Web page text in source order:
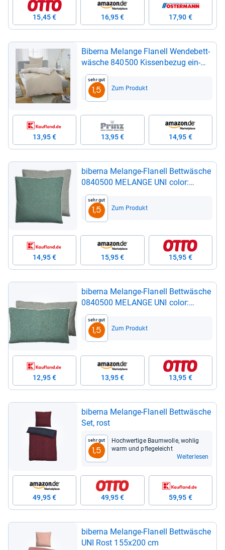
15,45 € 16,95 € 17,90 €
Biberna Melange Fla­nell Wen­de­bett­
wä­sche 840500 Kis­sen­be­zug ein­
zeln 40x80 cm kitt
Sehr gut
1,5 Zum Produkt
13,95 € 13,95 € 14,95 €
biberna Melange-​Fla­nell Bett­wä­sche
0840500 MELANGE UNI color:
fichte, size: 1x 80x80 cm
Sehr gut
1,5 Zum Produkt
14,95 € 15,95 € 15,95 €
biberna Melange-​Fla­nell Bett­wä­sche
0840500 MELANGE UNI color:
fichte, size: 1x 40x60 cm
Sehr gut
1,5 Zum Produkt
12,95 € 13,95 € 13,95 €
biberna Melange-​Fla­nell Bett­wä­sche
Set, rost
Sehr gut
1,5
Hoch­wer­tige Baum­wolle, woh­lig
warm und pfle­ge­leicht
Weiterlesen
49,95 € 49,95 € 59,95 €
biberna Melange-​Fla­nell Bett­wä­sche
UNI Rost 155x200 cm